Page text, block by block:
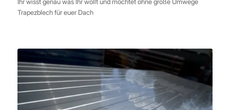
Ihr wisst genau was Ihr wollt und möchtet ohne große Umwege
Trapezblech für euer Dach